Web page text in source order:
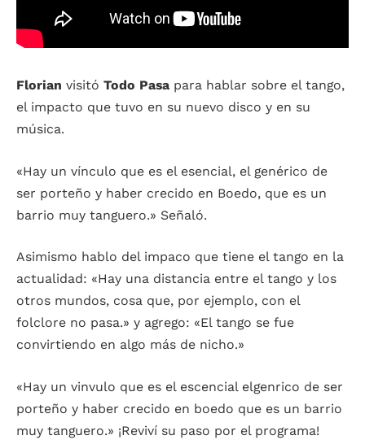
Florian visitó Todo Pasa para hablar sobre el tango,
el impacto que tuvo en su nuevo disco y en su
música.
«Hay un vínculo que es el esencial, el genérico de
ser porteño y haber crecido en Boedo, que es un
barrio muy tanguero.» Señaló.
Asimismo hablo del impaco que tiene el tango en la
actualidad: «Hay una distancia entre el tango y los
otros mundos, cosa que, por ejemplo, con el
folclore no pasa.» y agrego: «El tango se fue
convirtiendo en algo más de nicho.»
«Hay un vinvulo que es el escencial elgenrico de ser
porteño y haber crecido en boedo que es un barrio
muy tanguero.» ¡Reviví su paso por el programa!